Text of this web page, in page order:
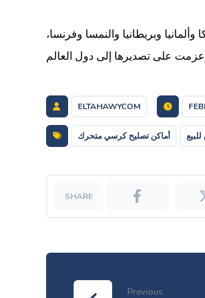
وبريطانيا والنمسا وفرنسا،
ELTAHAWYCOM
أماكن تصليح كرسي متحرك
Previous